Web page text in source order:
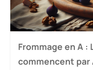
Frommage en A
commencent par